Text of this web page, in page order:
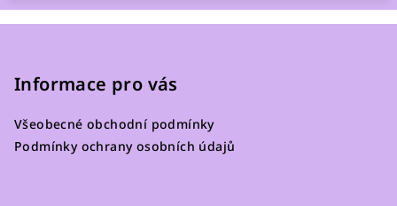
Informace pro vás
Všeobecné obchodní podmínky
Podmínky ochrany osobních údajů